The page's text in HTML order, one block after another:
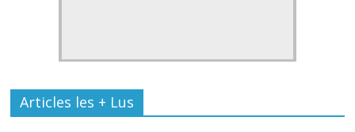
Articles les + Lus